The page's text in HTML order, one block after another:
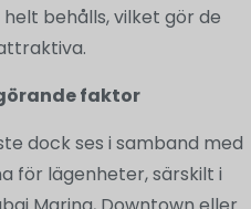
behålls, vilket gör de
faktor
dock ses i samband med
för lägenheter, särskilt i